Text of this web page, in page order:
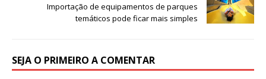
Importação de equipamentos de parques
temáticos pode ficar mais simples
SEJA O PRIMEIRO A COMENTAR